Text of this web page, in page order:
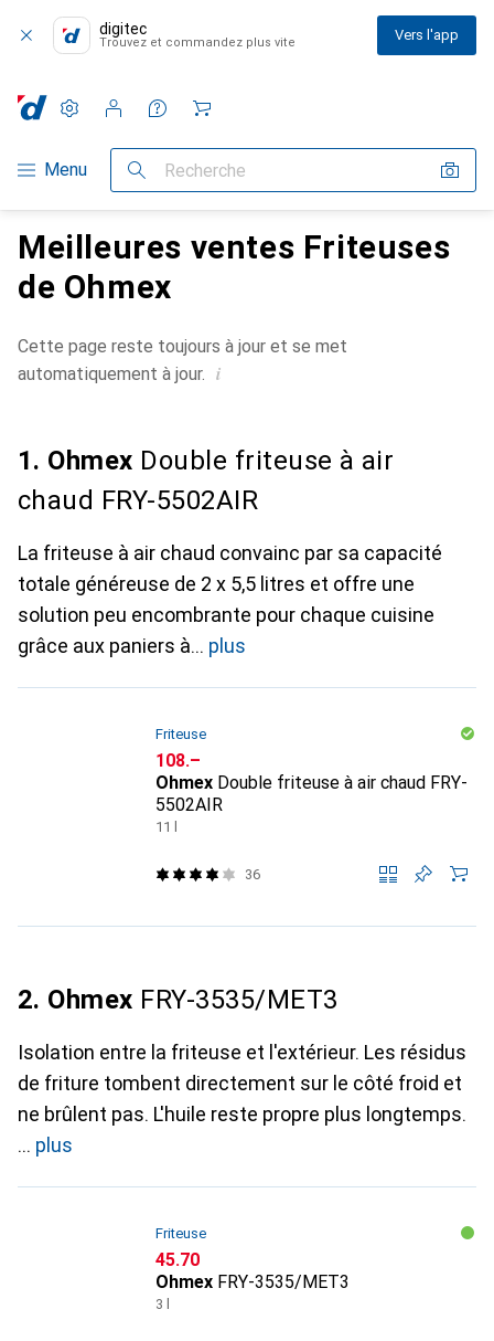
digitec
Trouvez et commandez plus vite Vers l'app
Navigation par catégorie
Menu Recherche
Paramètres
Compte client
Listes de comparaison
Listes d'envies
Panier
Meilleures ventes Friteuses
de Ohmex
Cette page reste toujours à jour et se met
automatiquement à jour. i
1. Ohmex Double friteuse à air
chaud FRY-5502AIR
La friteuse à air chaud convainc par sa capacité
totale généreuse de 2 x 5,5 litres et offre une
solution peu encombrante pour chaque cuisine
grâce aux paniers à
plus
Friteuse
CHF
108.–
Ohmex Double friteuse à air chaud FRY-
5502AIR
11 l
36
2. Ohmex FRY-3535/MET3
Isolation entre la friteuse et l'extérieur. Les résidus
de friture tombent directement sur le côté froid et
ne brûlent pas. L'huile reste propre plus longtemps.
plus
Friteuse
CHF
45.70
Ohmex FRY-3535/MET3
3 l